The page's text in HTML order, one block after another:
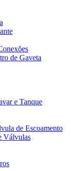
de Gaveta
e Tanque
de Escoamento
Válvulas